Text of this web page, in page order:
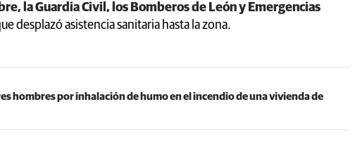
la Guardia Civil, los Bomberos de León y Emergencias
desplazó asistencia sanitaria hasta la zona.
hombres por inhalación de humo en el incendio de una vivienda de